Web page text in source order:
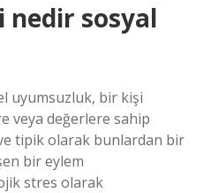
nedir sosyal
uyumsuzluk, bir kişi
veya değerlere sahip
tipik olarak bunlardan bir
bir eylem
stres olarak